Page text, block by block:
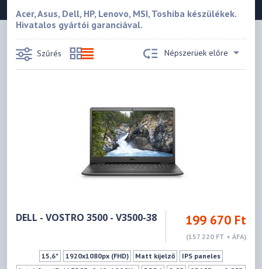
Acer, Asus, Dell, HP, Lenovo, MSI, Toshiba készülékek.
Hivatalos gyártói garanciával.
Szűrés Népszerüek előre
DELL - VOSTRO 3500 - V3500-38 199 670 Ft
(157 220 FT + ÁFA)
15,6" 1920x1080px (FHD) Matt kijelző
IPS paneles